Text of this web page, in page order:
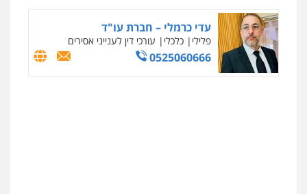
עדי כרמלי – חברת עו"ד
פלילי כלכלי עורכי דין לענייני אסירים
0525060666